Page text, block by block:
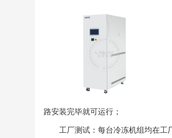
路安装完毕就可运⾏；
⼯⼚测试：每台冷冻机组均在⼯